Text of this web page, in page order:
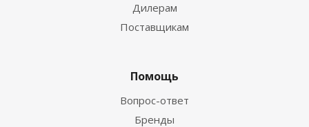
Дилерам
Поставщикам
Помощь
Вопрос-ответ
Бренды